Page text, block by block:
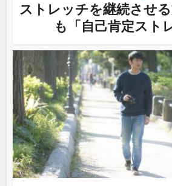
ストレッチを継続させ
も「自己肯定スト